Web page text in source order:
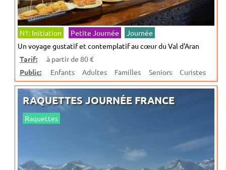
N1: Initiation Petite Journée
Journée
Un voyage gustatif et contemplatif au cœur du Val d'Aran
Tarif:
à partir de 80 €
Public:
Enfants Adultes Familles Seniors Curistes
RAQUETTES JOURNÉE FRANCE
Raquettes